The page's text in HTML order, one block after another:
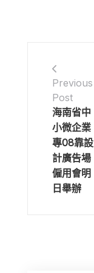
Previous
Post
海南省中
小微企業
專08靠設
計廣告場
僱用會明
日舉辦